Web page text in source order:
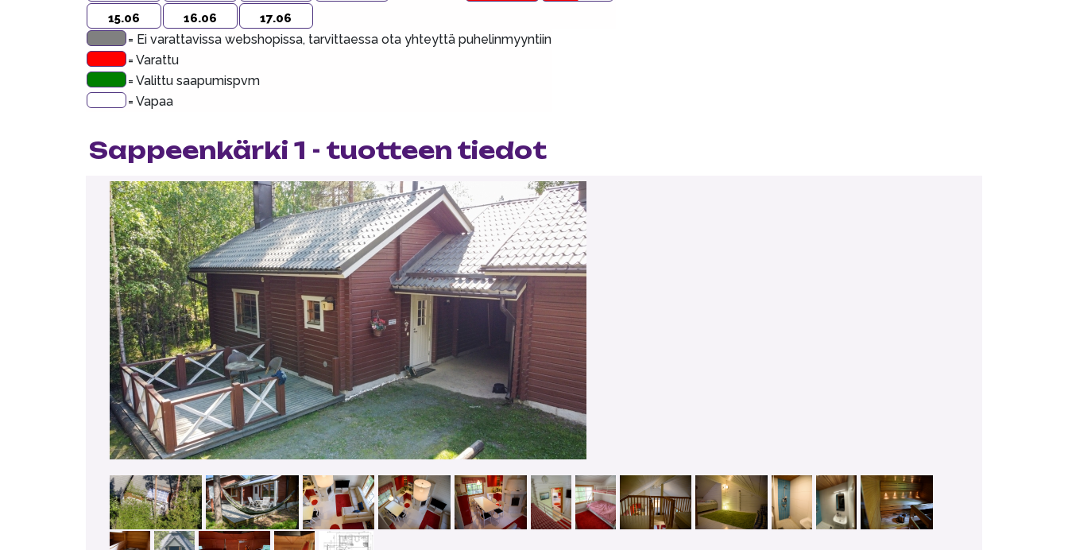
15.06
16.06 17.06
= Ei varattavissa webshopissa, tarvittaessa ota yhteyttä puhelinmyyntiin
= Varattu
= Valittu saapumispvm
= Vapaa
Sappeenkärki 1 - tuotteen tiedot